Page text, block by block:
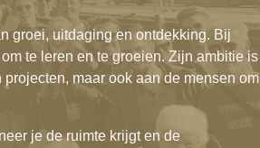
groei, uitdaging en ontdekking. Bij
te leren en te groeien. Zijn ambitie is
maar ook aan de mensen om
je de ruimte krijgt en de